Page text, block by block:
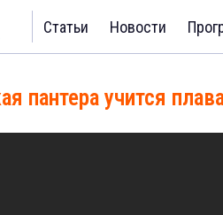
Статьи Новости
пантера учится